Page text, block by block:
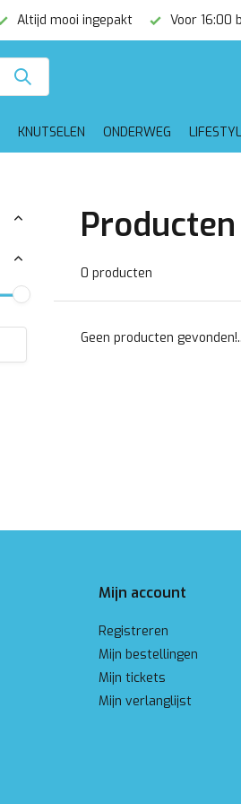
Altijd mooi ingepakt Voor 16:00
KNUTSELEN ONDERWEG
0 producten
Geen producten
Mijn account
Registreren
Mijn bestellingen
Mijn tickets
Mijn verlanglijst